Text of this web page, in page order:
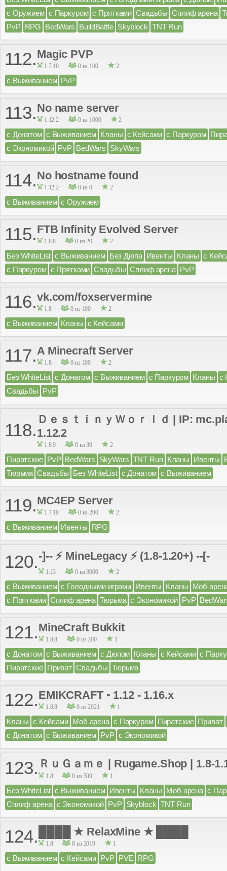
с Оружием с Паркуром с Прятками Свадьбы Сплиф арена
PvP RPG BedWars BuildBattle Skyblock TNT Run
112.Magic PVP
1.7.10 0 из 100 2
с Выживанием PvP
113.No name server
1.12.2 0 из 1000 2
с Донатом с Выживанием Кланы с Кейсами с Паркуром
с Экономикой PvP BedWars SkyWars
114.No hostname found
1.12.2 0 из 0 2
с Выживанием с Оружием
115.FTB Infinity Evolved Server
1.8.8 0 из 20 2
Без WhiteList с Выживанием Без Дюпа Ивенты Кланы с
с Паркуром с Прятками Свадьбы Сплиф арена PvP
116.vk.com/foxservermine
1.8 0 из 100 2
с Выживанием Кланы с Кейсами
117.A Minecraft Server
1.8 0 из 100 2
Без WhiteList с Донатом с Выживанием с Паркуром Кланы с
Свадьбы PvP
118.
ＤｅｓｔｉｎｙＷｏｒｌｄ | IP:
1.12.2
1.8.9 0 из 30 2
Пиратские PvP BedWars SkyWars TNT Run Кланы Ивенты
Тюрьма Свадьбы Без WhiteList с Донатом с Выживанием
119.MC4EP Server
1.7.10 0 из 200 2
с Выживанием Ивенты RPG
120.-]-- ⚡ MineLegacy ⚡ (1.8-1.20+) --[-
1.13 0 из 3000 2
с Выживанием с Голодными играми Ивенты Кланы Моб
с Прятками Сплиф арена Тюрьма с Экономикой PvP
121.MineCraft Bukkit
1.8.8 0 из 200 1
с Донатом с Выживанием с Дюпом Кланы с Кейсами с
Пиратские Приват Свадьбы Тюрьма
122.EMIKCRAFT ▪ 1.12 - 1.16.x
1.8.8 0 из 2021 1
Кланы с Кейсами Моб арена с Паркуром Пиратские Приват
с Донатом с Выживанием PvP с Экономикой
123. ＲｕＧａｍｅ | Rugame.Shop | 1.8-
1.8 0 из 500 1
Без WhiteList с Выживанием Ивенты Кланы Моб арена с
Сплиф арена с Экономикой PvP Skyblock TNT Run
124. ████ ★ RelaxMine ★ ████
1.8 0 из 2019 1
с Выживанием с Кейсами PvP PVE RPG